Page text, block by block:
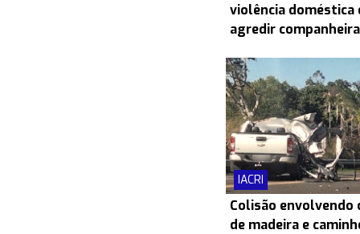
violência doméstica
agredir
IACRI
Colisão envolvendo
de madeira e